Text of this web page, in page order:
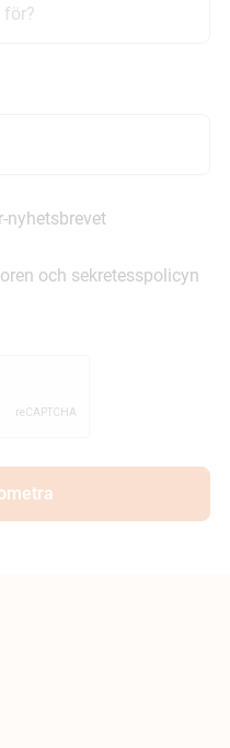
nyhetsbrevet
och sekretesspolicyn